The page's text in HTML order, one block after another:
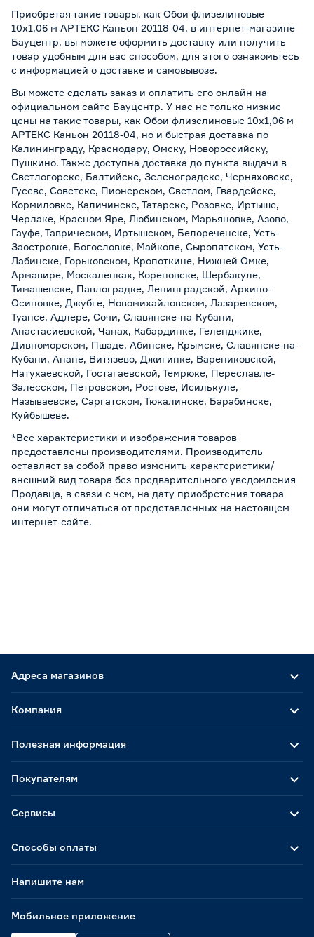
Приобретая такие товары, как Обои флизелиновые
10х1,06 м АРТЕКС Каньон 20118-04, в интернет-магазине
Бауцентр, вы можете оформить доставку или получить
товар удобным для вас способом, для этого ознакомьтесь
с информацией о доставке и самовывозе.
Вы можете сделать заказ и оплатить его онлайн на
официальном сайте Бауцентр. У нас не только низкие
цены на такие товары, как Обои флизелиновые 10х1,06 м
АРТЕКС Каньон 20118-04, но и быстрая доставка по
Калининграду, Краснодару, Омску, Новороссийску,
Пушкино. Также доступна доставка до пункта выдачи в
Светлогорске, Балтийске, Зеленоградске, Черняховске,
Гусеве, Советске, Пионерском, Светлом, Гвардейске,
Кормиловке, Каличинске, Татарске, Розовке, Иртыше,
Черлаке, Красном Яре, Любинском, Марьяновке, Азово,
Гауфе, Таврическом, Иртышском, Белореченске, Усть-
Заостровке, Богословке, Майкопе, Сыропятском, Усть-
Лабинске, Горьковском, Кропоткине, Нижней Омке,
Армавире, Москаленках, Кореновске, Шербакуле,
Тимашевске, Павлоградке, Ленинградской, Архипо-
Осиповке, Джубге, Новомихайловском, Лазаревском,
Туапсе, Адлере, Сочи, Славянске-на-Кубани,
Анастасиевской, Чанах, Кабардинке, Геленджике,
Дивноморском, Пшаде, Абинске, Крымске, Славянске-на-
Кубани, Анапе, Витязево, Джигинке, Варениковской,
Натухаевской, Гостагаевской, Темрюке, Переславле-
Залесском, Петровском, Ростове, Исилькуле,
Называевске, Саргатском, Тюкалинске, Барабинске,
Куйбышеве.
*Все характеристики и изображения товаров
предоставлены производителями. Производитель
оставляет за собой право изменить характеристики/
внешний вид товара без предварительного уведомления
Продавца, в связи с чем, на дату приобретения товара
они могут отличаться от представленных на настоящем
интернет-сайте.
Адреса магазинов
Способы оплаты
Мобильное приложение
Компания
Полезная информация
Покупателям
Сервисы
Напишите нам